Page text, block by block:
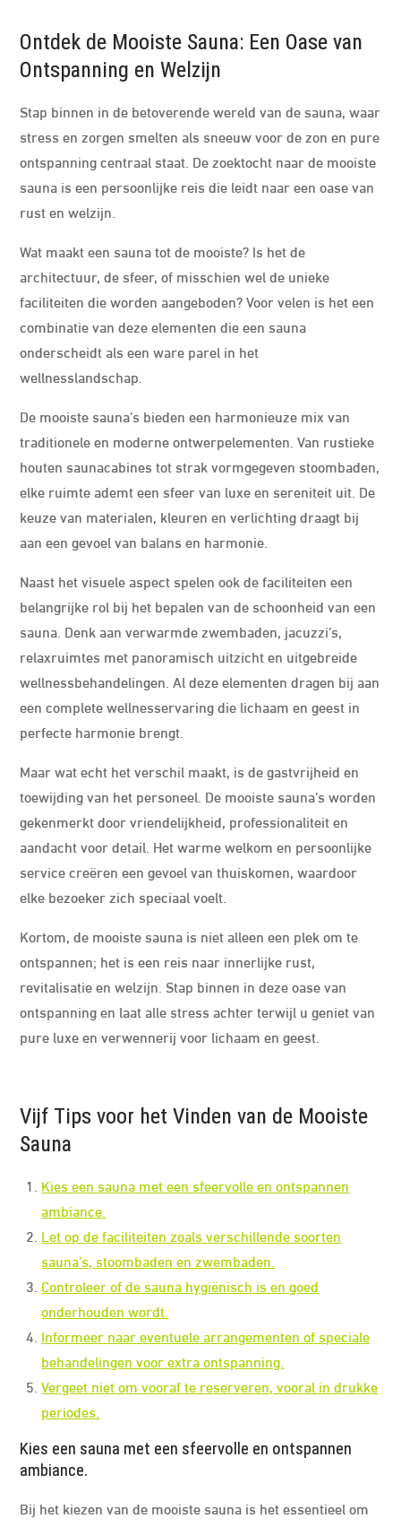
Ontdek de Mooiste Sauna: Een Oase van
Ontspanning en Welzijn
Stap binnen in de betoverende wereld van de sauna, waar
stress en zorgen smelten als sneeuw voor de zon en pure
ontspanning centraal staat. De zoektocht naar de mooiste
sauna is een persoonlijke reis die leidt naar een oase van
rust en welzijn.
Wat maakt een sauna tot de mooiste? Is het de
architectuur, de sfeer, of misschien wel de unieke
faciliteiten die worden aangeboden? Voor velen is het een
combinatie van deze elementen die een sauna
onderscheidt als een ware parel in het
wellnesslandschap.
De mooiste sauna’s bieden een harmonieuze mix van
traditionele en moderne ontwerpelementen. Van rustieke
houten saunacabines tot strak vormgegeven stoombaden,
elke ruimte ademt een sfeer van luxe en sereniteit uit. De
keuze van materialen, kleuren en verlichting draagt bij
aan een gevoel van balans en harmonie.
Naast het visuele aspect spelen ook de faciliteiten een
belangrijke rol bij het bepalen van de schoonheid van een
sauna. Denk aan verwarmde zwembaden, jacuzzi’s,
relaxruimtes met panoramisch uitzicht en uitgebreide
wellnessbehandelingen. Al deze elementen dragen bij aan
een complete wellnesservaring die lichaam en geest in
perfecte harmonie brengt.
Maar wat echt het verschil maakt, is de gastvrijheid en
toewijding van het personeel. De mooiste sauna’s worden
gekenmerkt door vriendelijkheid, professionaliteit en
aandacht voor detail. Het warme welkom en persoonlijke
service creëren een gevoel van thuiskomen, waardoor
elke bezoeker zich speciaal voelt.
Kortom, de mooiste sauna is niet alleen een plek om te
ontspannen; het is een reis naar innerlijke rust,
revitalisatie en welzijn. Stap binnen in deze oase van
ontspanning en laat alle stress achter terwijl u geniet van
pure luxe en verwennerij voor lichaam en geest.
Vijf Tips voor het Vinden van de Mooiste
Sauna
Kies een sauna met een sfeervolle en ontspannen
ambiance.
Let op de faciliteiten zoals verschillende soorten
sauna’s, stoombaden en zwembaden.
Controleer of de sauna hygiënisch is en goed
onderhouden wordt.
Informeer naar eventuele arrangementen of speciale
behandelingen voor extra ontspanning.
Vergeet niet om vooraf te reserveren, vooral in drukke
periodes.
Kies een sauna met een sfeervolle en ontspannen
ambiance.
Bij het kiezen van de mooiste sauna is het essentieel om